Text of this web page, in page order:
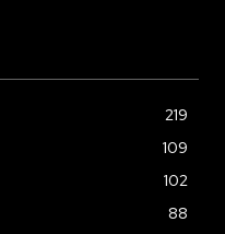
219
109
102
88